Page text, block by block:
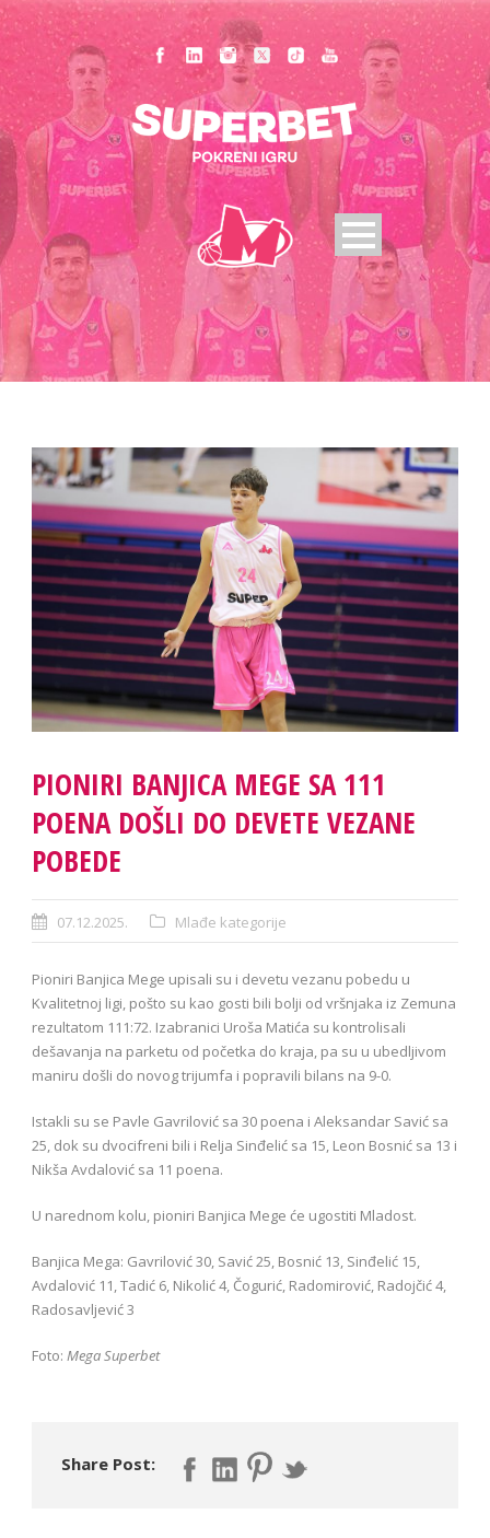
PIONIRI BANJICA MEGE SA 111
POENA DOŠLI DO DEVETE VEZANE
POBEDE
07.12.2025. Mlađe kategorije
Pioniri Banjica Mege upisali su i devetu vezanu pobedu u
Kvalitetnoj ligi, pošto su kao gosti bili bolji od vršnjaka iz Zemuna
rezultatom 111:72. Izabranici Uroša Matića su kontrolisali
dešavanja na parketu od početka do kraja, pa su u ubedljivom
maniru došli do novog trijumfa i popravili bilans na 9-0.
Istakli su se Pavle Gavrilović sa 30 poena i Aleksandar Savić sa
25, dok su dvocifreni bili i Relja Sinđelić sa 15, Leon Bosnić sa 13 i
Nikša Avdalović sa 11 poena.
U narednom kolu, pioniri Banjica Mege će ugostiti Mladost.
Banjica Mega: Gavrilović 30, Savić 25, Bosnić 13, Sinđelić 15,
Avdalović 11, Tadić 6, Nikolić 4, Čogurić, Radomirović, Radojčić 4,
Radosavljević 3
Foto: Mega Superbet
Share Post: